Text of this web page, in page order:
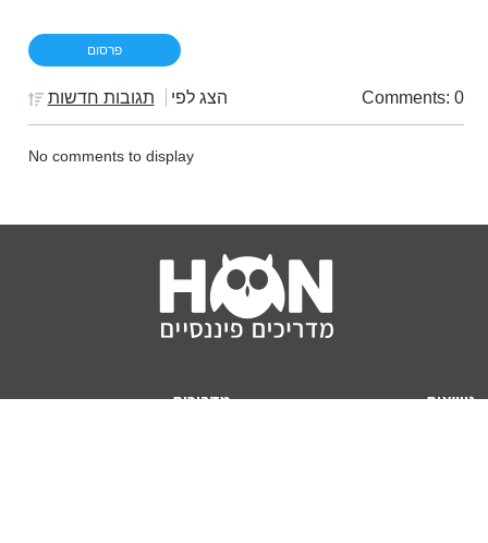
Comments: 0 הצג לפי תגובות חדשות
No comments to display
נושאים
מדריכים